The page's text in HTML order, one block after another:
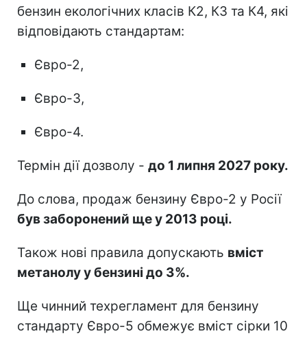
бензин екологічних класів К2, К3 та К4, які
відповідають стандартам:
Євро-2,
Євро-3,
Євро-4.
Термін дії дозволу - до 1 липня 2027 року.
До слова, продаж бензину Євро-2 у Росії
був заборонений ще у 2013 році.
Також нові правила допускають вміст
метанолу у бензині до 3%.
Ще чинний техрегламент для бензину
стандарту Євро-5 обмежує вміст сірки 10